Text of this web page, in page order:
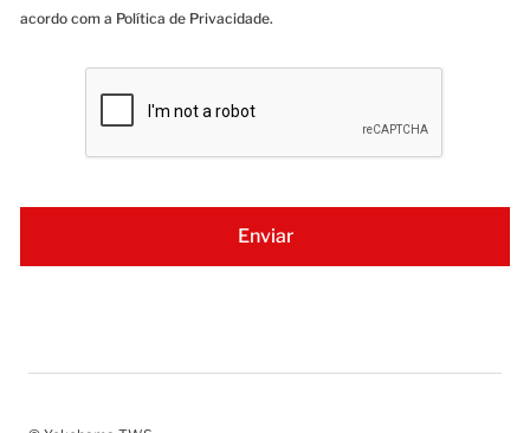
acordo com a Política de Privacidade.